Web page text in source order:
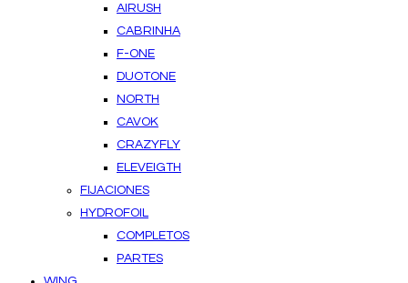
AIRUSH
CABRINHA
F-ONE
DUOTONE
NORTH
CAVOK
CRAZYFLY
ELEVEIGTH
FIJACIONES
HYDROFOIL
COMPLETOS
PARTES